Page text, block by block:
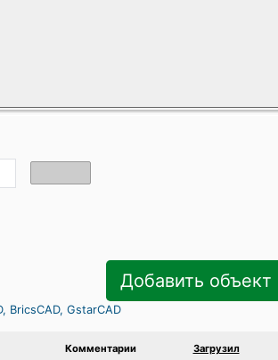
Добавить объект
BricsCAD, GstarCAD
Комментарии Загрузил